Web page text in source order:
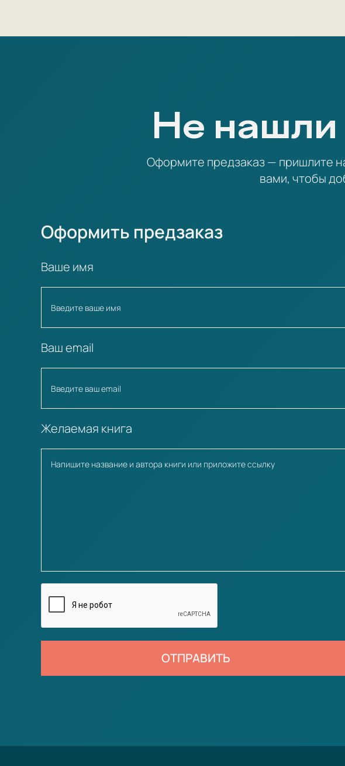
Не нашли
Оформите предзаказ — пришлите
вами, чтобы
Оформить предзаказ
Ваше имя
Ваш email
Желаемая книга
ОТПРАВИТЬ